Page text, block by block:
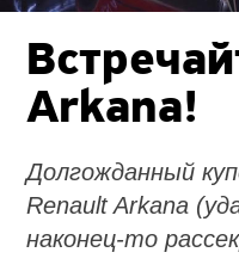
Arkana!
Долгожданный
Renault Arkana
наконец-то